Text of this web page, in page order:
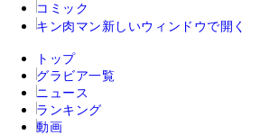
コミック
キン肉マン 新しいウィンドウで開く
トップ
グラビア一覧
ニュース
ランキング
動画